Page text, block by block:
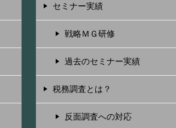
セミナー実績
戦略ＭＧ研修
過去のセミナー実績
税務調査とは？
反面調査への対応